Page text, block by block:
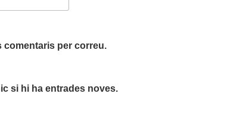
comentaris per correu.
si hi ha entrades noves.